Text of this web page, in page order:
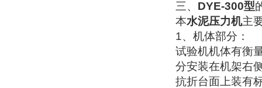
三、 DYE-300型
本水泥压力机主
1、机体部分：
试验机机体有衡
分安装在机架右
抗折台面上装有